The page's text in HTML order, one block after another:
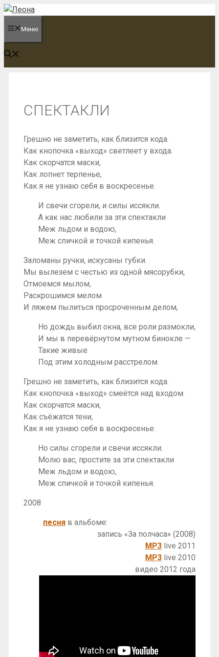
Перейти
содержимому
Меню
СПЕКТАКЛИ
Грешно не заметить, как близится кода.
Как кнопочка «выход» светлеет у входа.
Как скорчатся маски,
Как лопнет терпенье,
Как я не узнаю себя в воскресенье.
И свечи сгорели, и силы иссякли.
А как нас любили за эти спектакли
Меж льдом и водою,
Меж спичкой и точкой кипенья.
Заломаны ручки, искусаны губки.
Мы вылезем с честью из одной мясорубки,
Отмоемся мылом,
Раскрошимся мелом
И ляжем пылиться просроченным делом,
Но дождь выбил окна, все роли размокли,
И мы в перевёрнутом мутном бинокле —
Такие живые
Под этим холодным расстрелом.
Грешно не заметить, как близится кода.
Как кнопочка «выход» смеётся над входом.
Как скорчатся маски,
Как съёжатся тени,
Как я не узнаю себя в воскресенье.
Но силы сгорели и свечи иссякли.
Молю вас, простите за эти спектакли
Меж льдом и водою,
Меж спичкой и точкой кипенья.
2008
песня в альбоме:
запись «За полчаса» (2008)
MP3 live 2011
MP3 live 2010
видео 2012 года